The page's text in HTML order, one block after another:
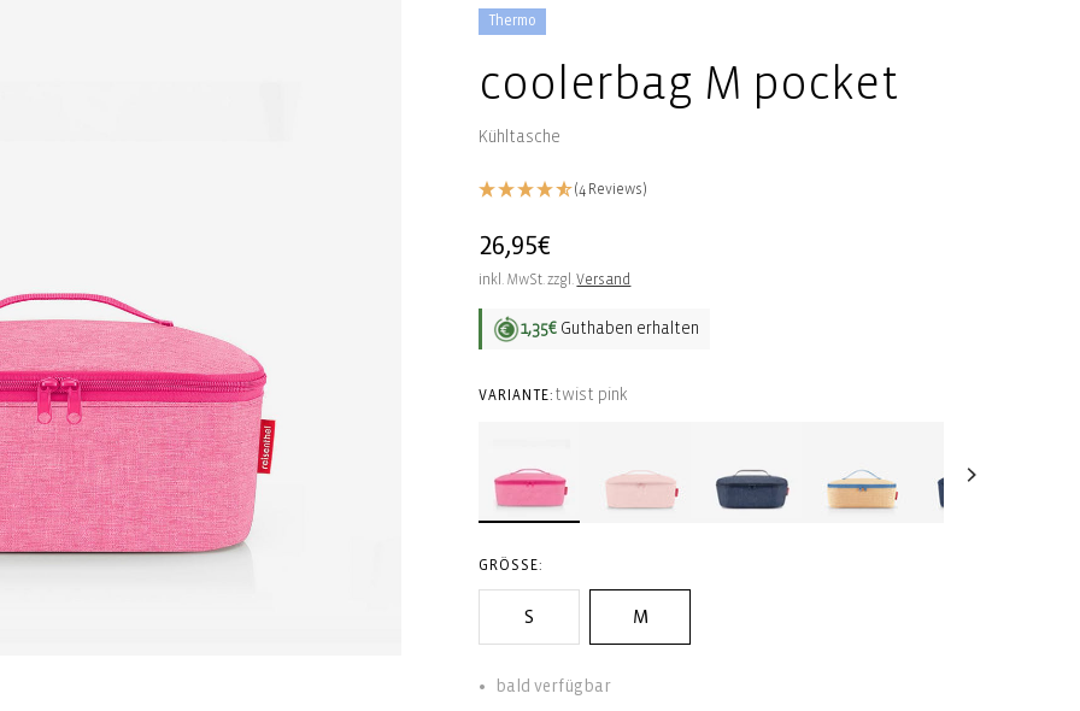
Thermo
coolerbag M pocket
Kühltasche
(4 Reviews)
Normaler
Preis
26,95€
inkl. MwSt. zzgl.Versand
1,35€ Guthaben erhalten
VARIANTE: twist pink
GRÖSSE:
S M
bald verfügbar